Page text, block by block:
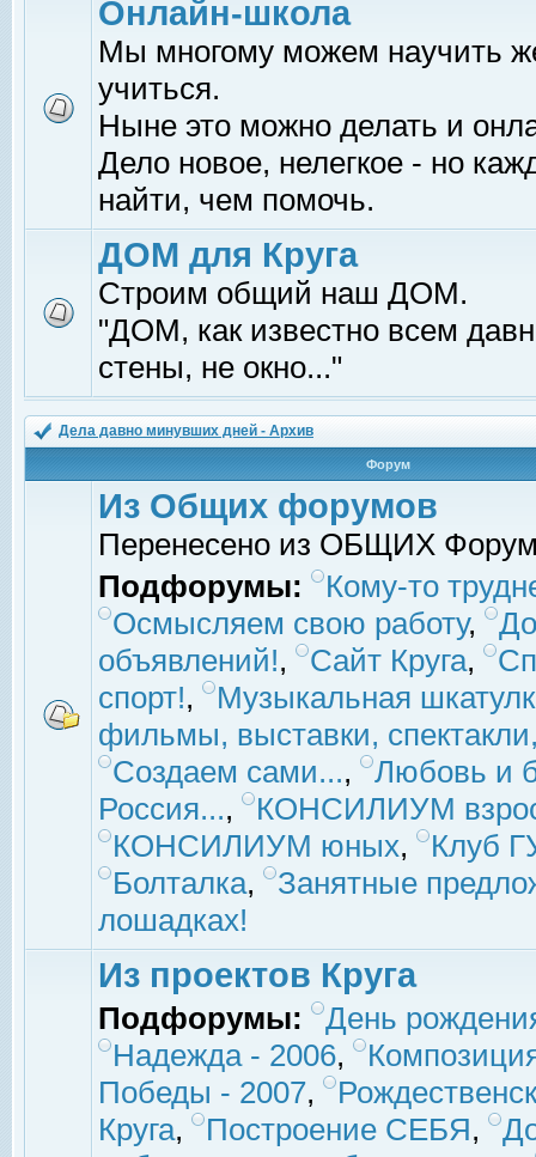
Онлайн-школа
Мы многому можем научить
учиться.
Ныне это можно делать и
Дело новое, нелегкое - но
найти, чем помочь.
ДОМ для Круга
Строим общий наш ДОМ.
"ДОМ, как известно всем
стены, не окно..."
Дела давно минувших дней - Архив
Форум
Из Общих форумов
Перенесено из ОБЩИХ
Подфорумы:
Кому-то
Осмысляем свою работу,
объявлений!, Сайт Круга,
спорт!,
Музыкальная
фильмы, выставки,
Создаем сами...,
Любовь и
Россия...,
КОНСИЛИУМ
КОНСИЛИУМ юных,
Клуб
Болталка,
Занятные
лошадках!
Из проектов Круга
Подфорумы:
День
Надежда - 2006,
Победы - 2007,
Круга, Построение СЕБЯ,